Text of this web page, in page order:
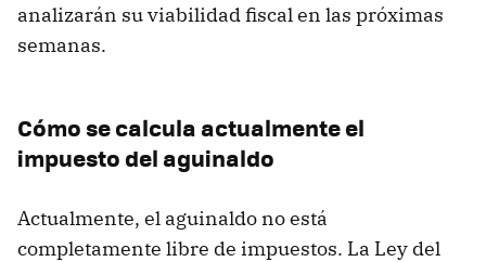
analizarán su viabilidad fiscal en las próximas
semanas.
Cómo se calcula actualmente el
impuesto del aguinaldo
Actualmente, el aguinaldo no está
completamente libre de impuestos. La Ley del